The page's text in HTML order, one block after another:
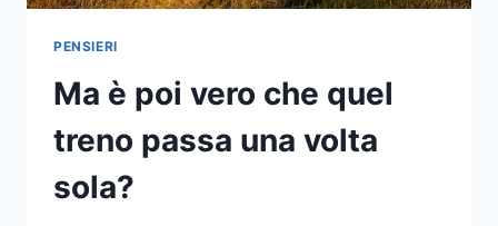
PENSIERI
Ma è poi vero che quel
treno passa una volta
sola?